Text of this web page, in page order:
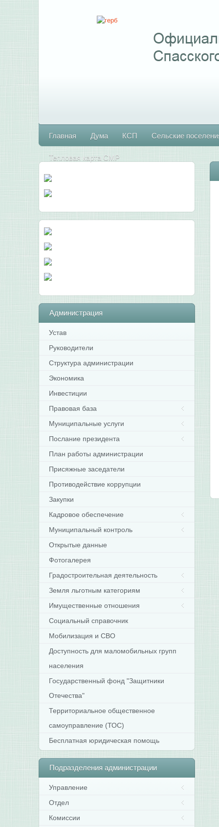
Главная Дума КСП Сельские
Тепловая карта СМР
Администрация
Устав
Руководители
Структура администрации
Экономика
Инвестиции
Правовая база
Муниципальные услуги
Послание президента
План работы администрации
Присяжные заседатели
Противодействие коррупции
Закупки
Кадровое обеспечение
Муниципальный контроль
Открытые данные
Фотогалерея
Градостроительная деятельность
Земля льготным категориям
Имущественные отношения
Социальный справочник
Мобилизация и СВО
Доступность для маломобильных групп
населения
Государственный фонд "Защитники
Отечества"
Территориальное общественное
самоуправление (ТОС)
Бесплатная юридическая помощь
Подразделения администрации
Управление
Отдел
Комиссии